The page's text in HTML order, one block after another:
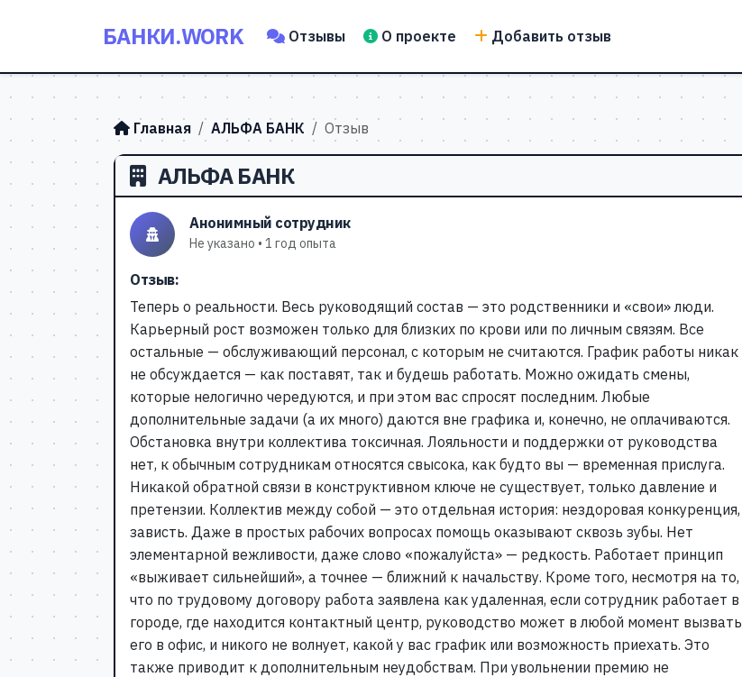
БАНКИ.WORK Отзывы О проекте Добавить отзыв
Главная АЛЬФА БАНК Отзыв
АЛЬФА БАНК
Анонимный сотрудник
Не указано • 1 год опыта
Отзыв:
Теперь о реальности. Весь руководящий состав — это родственники и «свои» люди.
Карьерный рост возможен только для близких по крови или по личным связям. Все
остальные — обслуживающий персонал, с которым не считаются. График работы никак
не обсуждается — как поставят, так и будешь работать. Можно ожидать смены,
которые нелогично чередуются, и при этом вас спросят последним. Любые
дополнительные задачи (а их много) даются вне графика и, конечно, не оплачиваются.
Обстановка внутри коллектива токсичная. Лояльности и поддержки от руководства
нет, к обычным сотрудникам относятся свысока, как будто вы — временная прислуга.
Никакой обратной связи в конструктивном ключе не существует, только давление и
претензии. Коллектив между собой — это отдельная история: нездоровая конкуренция,
зависть. Даже в простых рабочих вопросах помощь оказывают сквозь зубы. Нет
элементарной вежливости, даже слово «пожалуйста» — редкость. Работает принцип
«выживает сильнейший», а точнее — ближний к начальству. Кроме того, несмотря на то,
что по трудовому договору работа заявлена как удаленная, если сотрудник работает в
городе, где находится контактный центр, руководство может в любой момент вызвать
его в офис, и никого не волнует, какой у вас график или возможность приехать. Это
также приводит к дополнительным неудобствам. При увольнении премию не